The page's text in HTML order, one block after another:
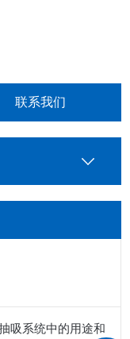
联系我们
吸系统中的用途和